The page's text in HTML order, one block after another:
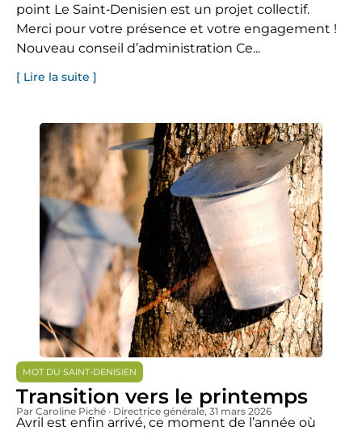
point Le Saint‑Denisien est un projet collectif.
Merci pour votre présence et votre engagement !
Nouveau conseil d’administration Ce...
[ Lire la suite ]
MOT DU SAINT-DENISIEN
Transition vers le printemps
Par Caroline Piché · Directrice générale, 31 mars 2026
Avril est enfin arrivé, ce moment de l’année où